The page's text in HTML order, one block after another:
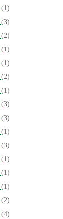
(1)
(3)
(2)
(1)
(1)
(2)
(1)
(3)
(3)
(1)
(3)
(1)
(1)
(1)
(2)
(4)